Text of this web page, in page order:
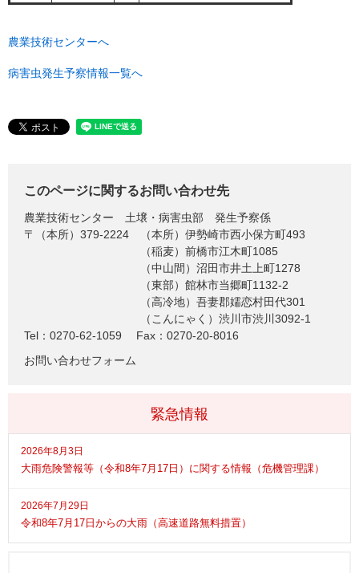
農業技術センターへ
病害虫発生予察情報一覧へ
このページに関するお問い合わせ先
農業技術センター
土壌・病害虫部 発生予察係
〒（本所）379-2224
（本所）伊勢崎市西小保方町493
（稲麦）前橋市江木町1085
（中山間）沼田市井土上町1278
（東部）館林市当郷町1132-2
（高冷地）吾妻郡嬬恋村田代301
（こんにゃく）渋川市渋川3092-1
Tel：0270-62-1059
Fax：0270-20-8016
お問い合わせフォーム
緊急情報
2026年8月3日
大雨危険警報等（令和8年7月17日）に関する情報（危機管理課）
2026年7月29日
令和8年7月17日からの大雨（高速道路無料措置）